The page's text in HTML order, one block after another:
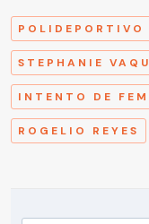
POLIDEPORTIVO
STEPHANIE
INTENTO DE
ROGELIO REYES